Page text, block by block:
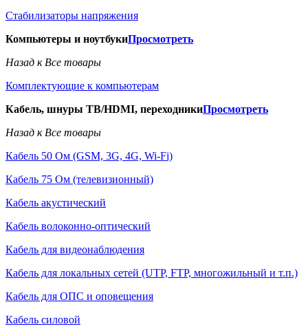
Стабилизаторы напряжения
Компьютеры и ноутбукиПросмотреть
Назад к Все товары
Комплектующие к компьютерам
Кабель, шнуры ТВ/HDMI, переходникиПросмотреть
Назад к Все товары
Кабель 50 Ом (GSM, 3G, 4G, Wi-Fi)
Кабель 75 Ом (телевизионный)
Кабель акустический
Кабель волоконно-оптический
Кабель для видеонаблюдения
Кабель для локальных сетей (UTP, FTP, многожильный и т.п.)
Кабель для ОПС и оповещения
Кабель силовой